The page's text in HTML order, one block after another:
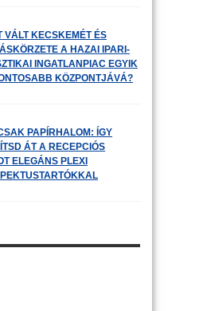
VÁLT KECSKEMÉT ÉS
A HAZAI IPARI-
INGATLANPIAC EGYIK
KÖZPONTJÁVÁ?
PAPÍRHALOM: ÍGY
ÁT A RECEPCIÓS
ELEGÁNS PLEXI